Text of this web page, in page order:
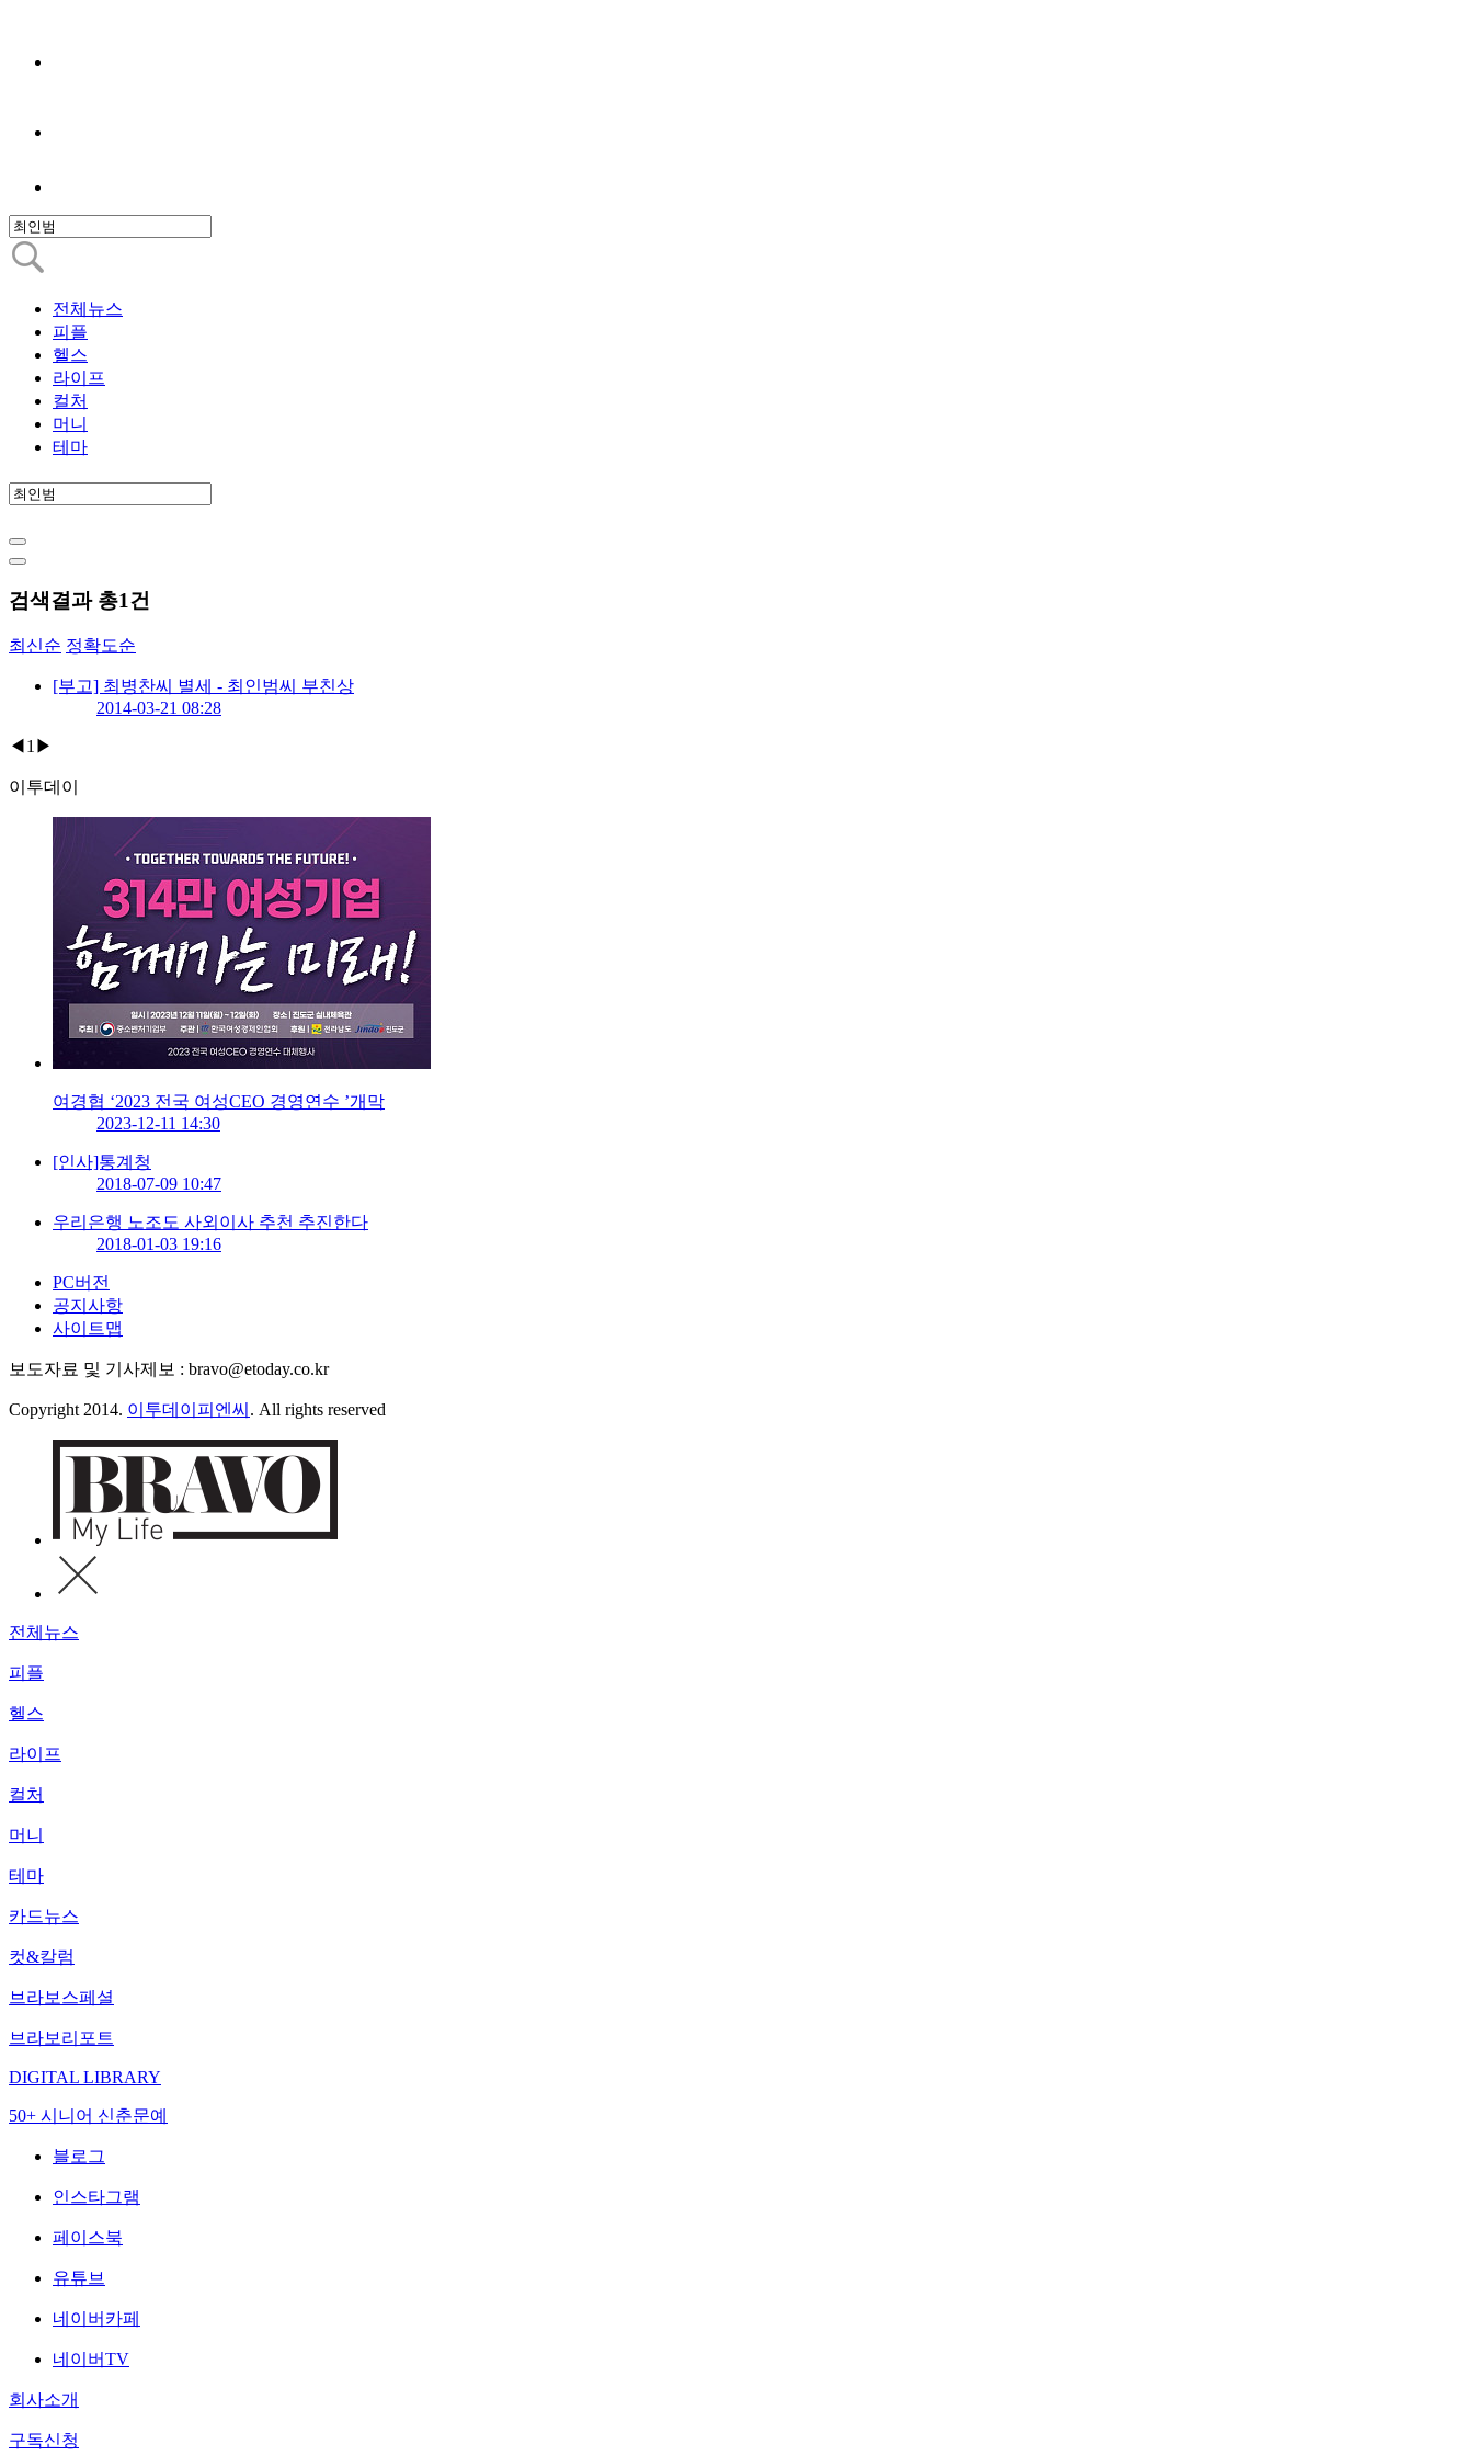
전체뉴스
피플
헬스
라이프
컬처
머니
테마
검색결과 총1건
최신순 정확도순
[부고] 최병찬씨 별세 - 최인범씨 부친상
2014-03-21 08:28
◀ 1 ▶
이투데이
여경협 ‘2023 전국 여성CEO 경영연수 ’개막
2023-12-11 14:30
[인사]통계청
2018-07-09 10:47
우리은행 노조도 사외이사 추천 추진한다
2018-01-03 19:16
PC버전
공지사항
사이트맵
보도자료 및 기사제보 : bravo@etoday.co.kr
Copyright 2014. 이투데이피엔씨 . All rights reserved
전체뉴스
피플
헬스
라이프
컬처
머니
테마
카드뉴스
컷&칼럼
브라보스페셜
브라보리포트
DIGITAL LIBRARY
50+ 시니어 신춘문예
블로그
인스타그램
페이스북
유튜브
네이버카페
네이버TV
회사소개
구독신청